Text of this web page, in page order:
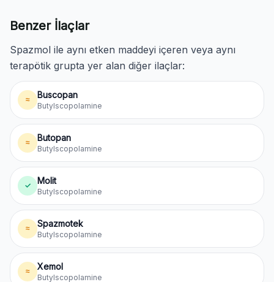
Benzer İlaçlar
Spazmol ile aynı etken maddeyi içeren veya aynı
terapötik grupta yer alan diğer ilaçlar:
≈ Buscopan
Butylscopolamine
≈ Butopan
Butylscopolamine
✓ Molit
Butylscopolamine
≈ Spazmotek
Butylscopolamine
≈ Xemol
Butylscopolamine